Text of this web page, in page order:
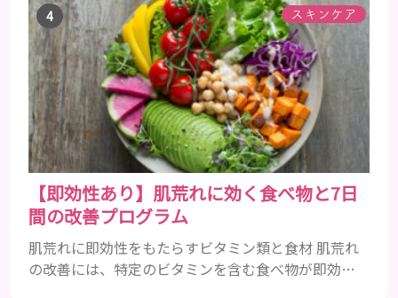
にツヤがあった男性も、いつのまにか髪がチリチリ
でペタンとするようになったと感じる人もいるでし
ょう。特に大人の男性としての魅力が出てくる40代
以降の男性に悩んでいる人が多い傾向があります。
髪が生え変わるサイクルは、年齢と共に乱れていき
ます。髪が太くならないま...
スキンケア
【即効性あり】肌荒れに効く食べ物と7日
間の改善プログラム
肌荒れに即効性をもたらすビタミン類と食材 肌荒れ
の改善には、特定のビタミンを含む食べ物が即効性